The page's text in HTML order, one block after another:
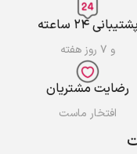
پشتیبانی ۲۴ ساعته
و ۷ روز هفته
رضایت مشتریان
افتخار ماست